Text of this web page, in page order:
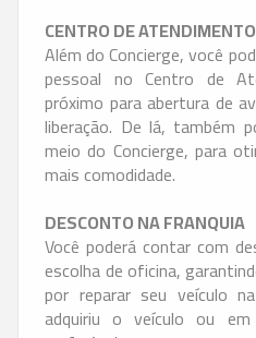
CENTRO DE
Além do Concierge, você
pessoal no Centro de
próximo para abertura de
liberação. De lá, também
meio do Concierge, para
mais comodidade.
DESCONTO NA FRANQUIA
Você poderá contar com
escolha de oficina,
por reparar seu veículo
adquiriu o veículo ou